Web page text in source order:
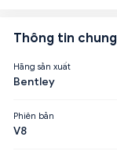
Thông tin chung
Hãng sản xuất
Bentley
Phiên bản
V8